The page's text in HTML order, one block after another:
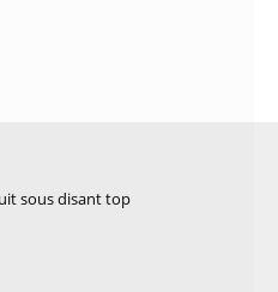
sous disant top